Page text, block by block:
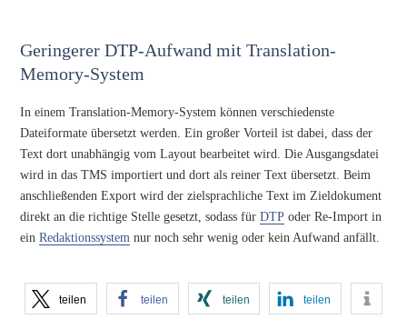
Geringerer DTP-Aufwand mit Translation-
Memory-System
In einem Translation-Memory-System können verschiedenste
Dateiformate übersetzt werden. Ein großer Vorteil ist dabei, dass der
Text dort unabhängig vom Layout bearbeitet wird. Die Ausgangsdatei
wird in das TMS importiert und dort als reiner Text übersetzt. Beim
anschließenden Export wird der zielsprachliche Text im Zieldokument
direkt an die richtige Stelle gesetzt, sodass fürDTP oder Re-Import in
einRedaktionssystem nur noch sehr wenig oder kein Aufwand anfällt.
teilen teilen teilen teilen